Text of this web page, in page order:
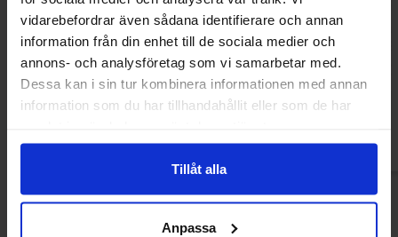
vidarebefordrar även sådana identifierare och annan
information från din enhet till de sociala medier och
annons- och analysföretag som vi samarbetar med.
Dessa kan i sin tur kombinera informationen med annan
information som du har tillhandahållit eller som de har
Tillåt alla
Anpassa
Old Jamaica Ginger Beer Light
330ml(BF:2026-08-31)
28.90 kr 22 kr
Kjøp
Spirit Of
Watermelon